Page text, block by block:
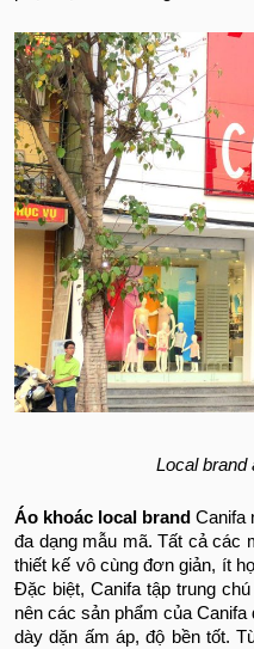
Local brand
Áo khoác local brand Canifa
đa dạng mẫu mã. Tất cả các
thiết kế vô cùng đơn giản, ít
Đặc biệt, Canifa tập trung
nên các sản phẩm của Canifa
dày dặn ấm áp, độ bền tốt.